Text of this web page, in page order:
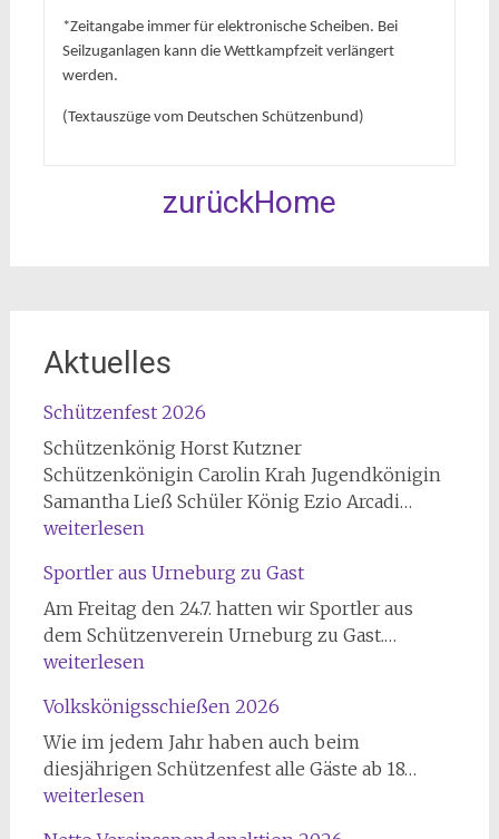
*Zeitangabe immer für elektronische Scheiben. Bei
Seilzuganlagen kann die Wettkampfzeit verlängert
werden.
(Textauszüge vom Deutschen Schützenbund)
zurückHome
Aktuelles
Schützenfest 2026
Schützenkönig Horst Kutzner
Schützenkönigin Carolin Krah Jugendkönigin
Samantha Ließ Schüler König Ezio Arcadi…
weiterlesen
Sportler aus Urneburg zu Gast
Am Freitag den 24.7. hatten wir Sportler aus
dem Schützenverein Urneburg zu Gast.…
weiterlesen
Volkskönigsschießen 2026
Wie im jedem Jahr haben auch beim
diesjährigen Schützenfest alle Gäste ab 18…
weiterlesen